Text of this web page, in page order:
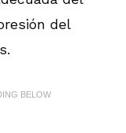
del
BELOW